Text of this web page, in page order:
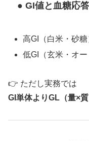
● GI値と血糖応答
高GI（白米・砂
低GI（玄米・オ
👉 ただし実務では
GI単体よりGL（量×